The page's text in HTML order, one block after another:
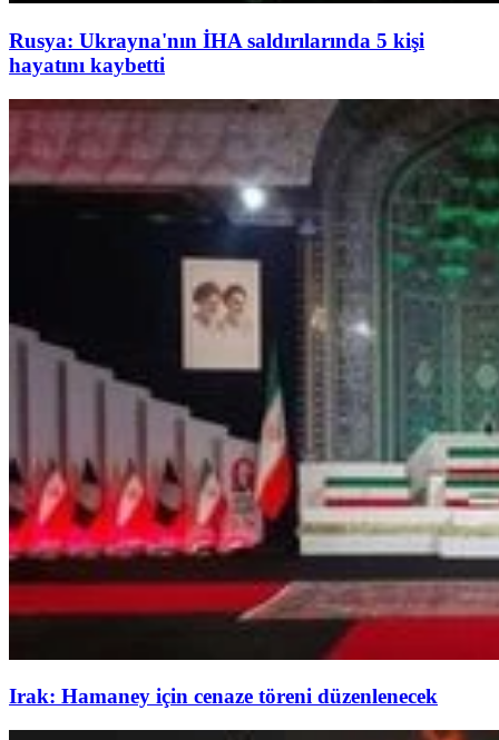
Rusya: Ukrayna'nın İHA saldırılarında 5 kişi
hayatını kaybetti
Irak: Hamaney için cenaze töreni düzenlenecek